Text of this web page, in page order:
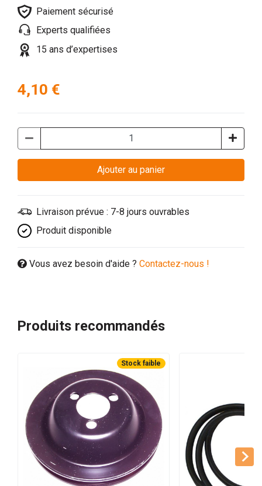
Paiement sécurisé
Experts qualifiées
15 ans d’expertises
4,10 €
Ajouter au panier
Livraison prévue : 7-8 jours ouvrables
Produit disponible
Vous avez besoin d'aide ? Contactez-nous !
Produits recommandés
Stock faible